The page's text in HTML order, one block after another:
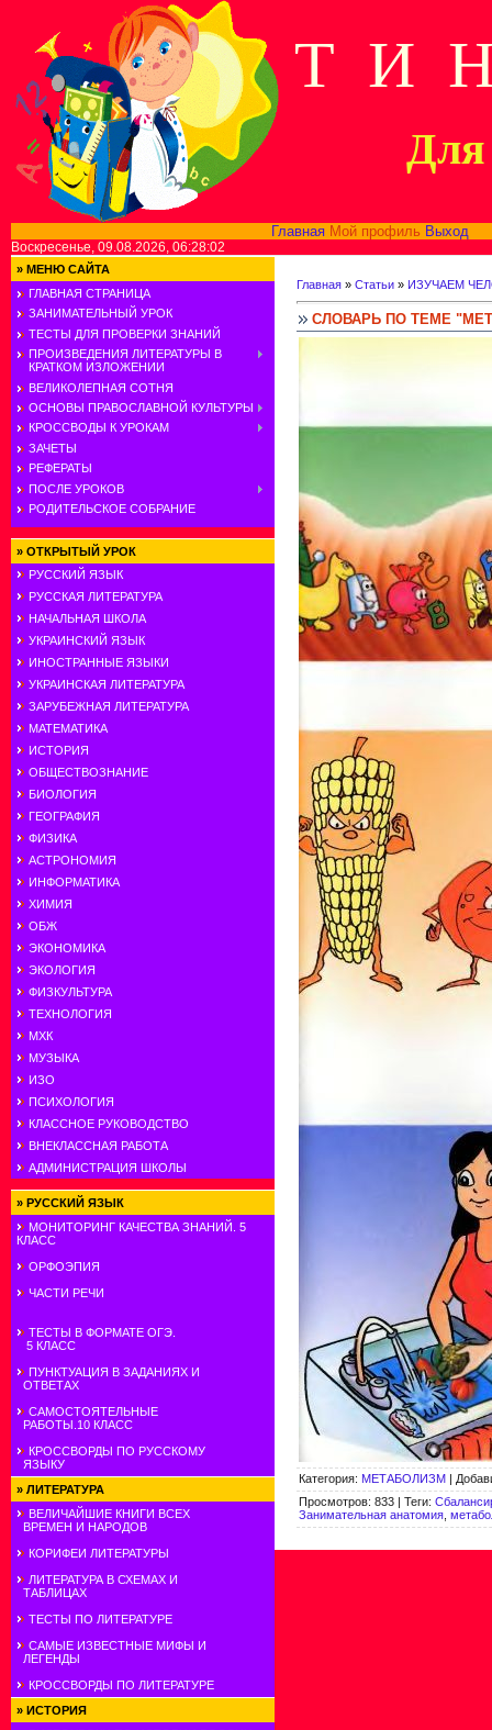
Т И
Для
Главная Мой профиль Выход
Воскресенье, 09.08.2026, 06:28:02
» МЕНЮ САЙТА
ГЛАВНАЯ СТРАНИЦА
ЗАНИМАТЕЛЬНЫЙ УРОК
ТЕСТЫ ДЛЯ ПРОВЕРКИ ЗНАНИЙ
ПРОИЗВЕДЕНИЯ ЛИТЕРАТУРЫ В
КРАТКОМ ИЗЛОЖЕНИИ
ВЕЛИКОЛЕПНАЯ СОТНЯ
ОСНОВЫ ПРАВОСЛАВНОЙ КУЛЬТУРЫ
КРОССВОДЫ К УРОКАМ
ЗАЧЕТЫ
РЕФЕРАТЫ
ПОСЛЕ УРОКОВ
РОДИТЕЛЬСКОЕ СОБРАНИЕ
» ОТКРЫТЫЙ УРОК
РУССКИЙ ЯЗЫК
РУССКАЯ ЛИТЕРАТУРА
НАЧАЛЬНАЯ ШКОЛА
УКРАИНСКИЙ ЯЗЫК
ИНОСТРАННЫЕ ЯЗЫКИ
УКРАИНСКАЯ ЛИТЕРАТУРА
ЗАРУБЕЖНАЯ ЛИТЕРАТУРА
МАТЕМАТИКА
ИСТОРИЯ
ОБЩЕСТВОЗНАНИЕ
БИОЛОГИЯ
ГЕОГРАФИЯ
ФИЗИКА
АСТРОНОМИЯ
ИНФОРМАТИКА
ХИМИЯ
ОБЖ
ЭКОНОМИКА
ЭКОЛОГИЯ
ФИЗКУЛЬТУРА
ТЕХНОЛОГИЯ
МХК
МУЗЫКА
ИЗО
ПСИХОЛОГИЯ
КЛАССНОЕ РУКОВОДСТВО
ВНЕКЛАССНАЯ РАБОТА
АДМИНИСТРАЦИЯ ШКОЛЫ
» РУССКИЙ ЯЗЫК
МОНИТОРИНГ КАЧЕСТВА ЗНАНИЙ. 5
КЛАСС
ОРФОЭПИЯ
ЧАСТИ РЕЧИ
ТЕСТЫ В ФОРМАТЕ ОГЭ.
5 КЛАСС
ПУНКТУАЦИЯ В ЗАДАНИЯХ И
ОТВЕТАХ
САМОСТОЯТЕЛЬНЫЕ
РАБОТЫ.10 КЛАСС
КРОССВОРДЫ ПО РУССКОМУ
ЯЗЫКУ
» ЛИТЕРАТУРА
ВЕЛИЧАЙШИЕ КНИГИ ВСЕХ
ВРЕМЕН И НАРОДОВ
КОРИФЕИ ЛИТЕРАТУРЫ
ЛИТЕРАТУРА В СХЕМАХ И
ТАБЛИЦАХ
ТЕСТЫ ПО ЛИТЕРАТУРЕ
САМЫЕ ИЗВЕСТНЫЕ МИФЫ И
ЛЕГЕНДЫ
КРОССВОРДЫ ПО ЛИТЕРАТУРЕ
» ИСТОРИЯ
Главная » Статьи » ИЗУЧАЕМ
СЛОВАРЬ ПО ТЕМЕ
Категория: МЕТАБОЛИЗМ |
Просмотров: 833 | Теги:
Занимательная анатомия